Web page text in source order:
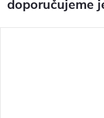
doporučujeme